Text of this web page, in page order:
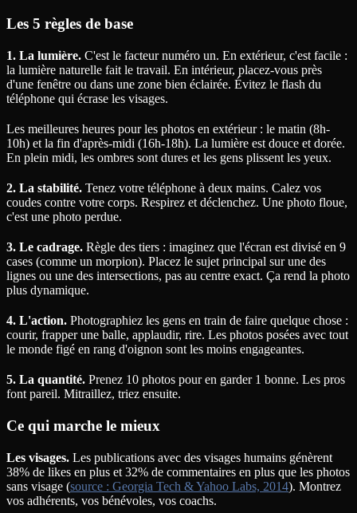
Les 5 règles de base
1. La lumière. C'est le facteur numéro un. En extérieur, c'est facile :
la lumière naturelle fait le travail. En intérieur, placez-vous près
d'une fenêtre ou dans une zone bien éclairée. Évitez le flash du
téléphone qui écrase les visages.
Les meilleures heures pour les photos en extérieur : le matin (8h-
10h) et la fin d'après-midi (16h-18h). La lumière est douce et dorée.
En plein midi, les ombres sont dures et les gens plissent les yeux.
2. La stabilité. Tenez votre téléphone à deux mains. Calez vos
coudes contre votre corps. Respirez et déclenchez. Une photo floue,
c'est une photo perdue.
3. Le cadrage. Règle des tiers : imaginez que l'écran est divisé en 9
cases (comme un morpion). Placez le sujet principal sur une des
lignes ou une des intersections, pas au centre exact. Ça rend la photo
plus dynamique.
4. L'action. Photographiez les gens en train de faire quelque chose :
courir, frapper une balle, applaudir, rire. Les photos posées avec tout
le monde figé en rang d'oignon sont les moins engageantes.
5. La quantité. Prenez 10 photos pour en garder 1 bonne. Les pros
font pareil. Mitraillez, triez ensuite.
Ce qui marche le mieux
Les visages. Les publications avec des visages humains génèrent
38% de likes en plus et 32% de commentaires en plus que les photos
sans visage (source : Georgia Tech & Yahoo Labs, 2014). Montrez
vos adhérents, vos bénévoles, vos coachs.